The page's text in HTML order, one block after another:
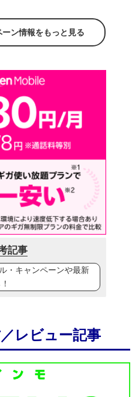
ン情報をもっと見る
記事
・キャンペーンや最新
レビュー記事